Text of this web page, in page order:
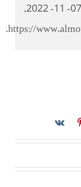
(1) – افتتاحية موقع المناضل- ة، 07- 11- 2022،
https://